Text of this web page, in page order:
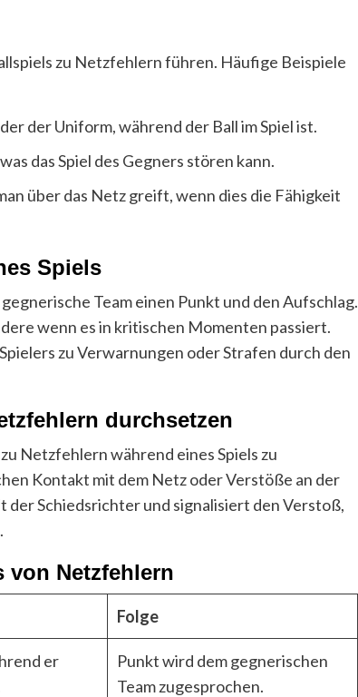
zu Netzfehlern führen. Häufige Beispiele
der Uniform, während der Ball im Spiel ist.
das Spiel des Gegners stören kann.
über das Netz greift, wenn dies die Fähigkeit
Spiels
gegnerische Team einen Punkt und den Aufschlag.
wenn es in kritischen Momenten passiert.
zu Verwarnungen oder Strafen durch den
durchsetzen
Netzfehlern während eines Spiels zu
Kontakt mit dem Netz oder Verstöße an der
Schiedsrichter und signalisiert den Verstoß,
von Netzfehlern
Folge
er
Punkt wird dem gegnerischen
Team zugesprochen.